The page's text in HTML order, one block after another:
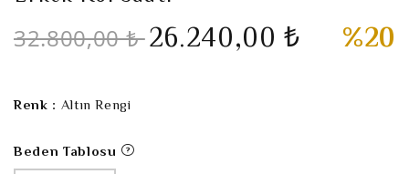
32.800,00 ₺26.240,00 ₺ %20
Renk : Altın Rengi
Beden Tablosu